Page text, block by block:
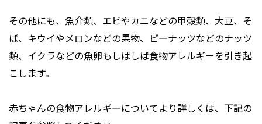
その他にも、魚介類、エビやカニなどの甲殻類、大豆、そ
ば、キウイやメロンなどの果物、ピーナッツなどのナッツ
類、イクラなどの魚卵もしばしば食物アレルギーを引き起
こします。
赤ちゃんの食物アレルギーについてより詳しくは、下記の